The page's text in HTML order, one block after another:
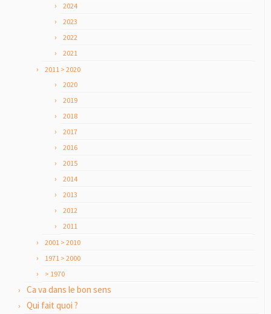
2024
2023
2022
2021
2011 > 2020
2020
2019
2018
2017
2016
2015
2014
2013
2012
2011
2001 > 2010
1971 > 2000
> 1970
Ca va dans le bon sens
Qui fait quoi ?